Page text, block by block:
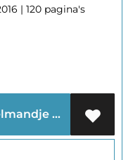
| 120 pagina's
Voeg toe aan mijn winkelmandje